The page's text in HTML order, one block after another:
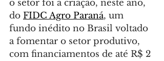
o setor foi a criação, neste ano,
do FIDC Agro Paraná, um
fundo inédito no Brasil voltado
a fomentar o setor produtivo,
com financiamentos de até R$ 2